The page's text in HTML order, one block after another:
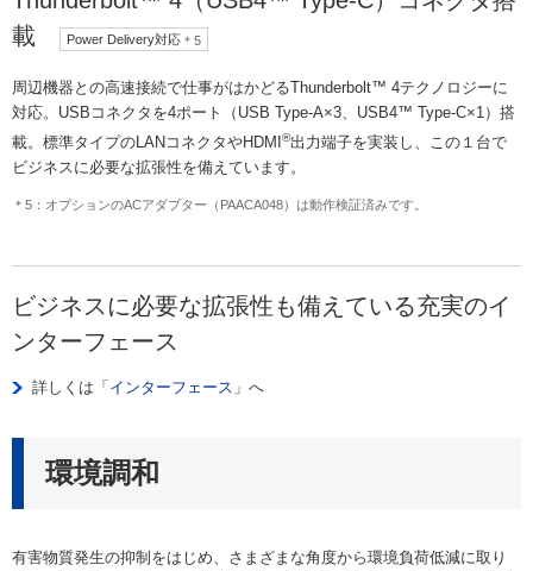
載
Power Delivery対応 ＊5
周辺機器との高速接続で仕事がはかどるThunderbolt™ 4テクノロジーに
対応。USBコネクタを4ポート（USB Type-A×3、USB4™ Type-C×1）搭
載。標準タイプのLANコネクタやHDMI ®出力端子を実装し、この１台で
ビジネスに必要な拡張性を備えています。
＊5：オプションのACアダプター（PAACA048）は動作検証済みです。
ビジネスに必要な拡張性も備えている充実のイ
ンターフェース
詳しくは「 インターフェース 」へ
環境調和
有害物質発生の抑制をはじめ、さまざまな角度から環境負荷低減に取り